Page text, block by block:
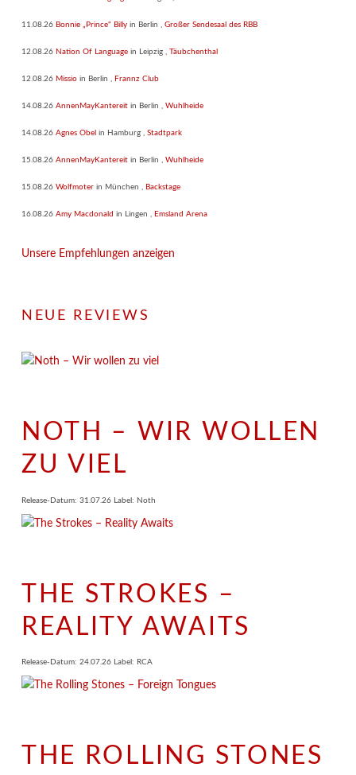
11.08.26 Bonnie „Prince“ Billy in Berlin Großer Sendesaal des RBB
12.08.26 Nation Of Language in Leipzig Täubchenthal
12.08.26 Missio in Berlin Frannz Club
14.08.26 AnnenMayKantereit in Berlin Wuhlheide
14.08.26 Agnes Obel in Hamburg Stadtpark
15.08.26 AnnenMayKantereit in Berlin Wuhlheide
15.08.26 Wolfmoter in München Backstage
16.08.26 Amy Macdonald in Lingen Emsland Arena
Unsere Empfehlungen anzeigen
NEUE REVIEWS
NOTH – WIR WOLLEN
ZU VIEL
Release-Datum: 31.07.26 Label: Noth
THE STROKES –
REALITY AWAITS
Release-Datum: 24.07.26 Label: RCA
THE ROLLING STONES